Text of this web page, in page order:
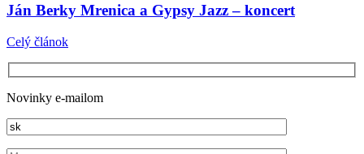
Ján Berky Mrenica a Gypsy Jazz – koncert
Celý článok
Novinky e-mailom